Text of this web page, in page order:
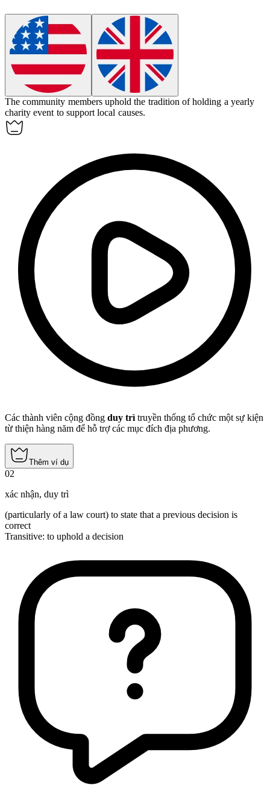
The community members uphold the tradition of holding a yearly
charity event to support local causes.
Các thành viên cộng đồng duy trì truyền thống tổ chức một sự kiện
từ thiện hàng năm để hỗ trợ các mục đích địa phương.
Thêm ví dụ
02
xác nhận, duy trì
(particularly of a law court) to state that a previous decision is
correct
Transitive: to uphold a decision